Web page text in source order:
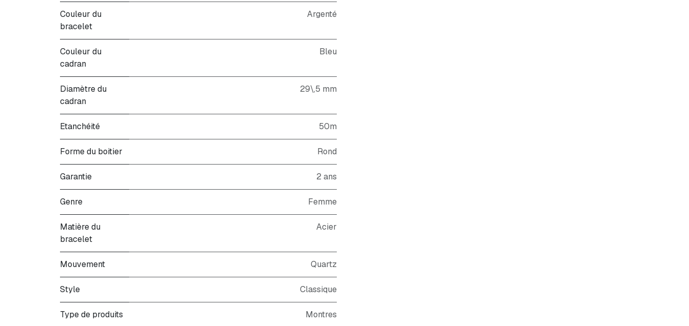
Couleur du
bracelet
Argenté
Couleur du
cadran
Bleu
Diamètre du
cadran
29\,5 mm
Etanchéité 50m
Forme du boitier Rond
Garantie 2 ans
Genre Femme
Matière du
bracelet
Acier
Mouvement Quartz
Style Classique
Type de produits Montres